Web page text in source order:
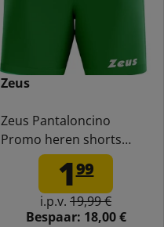
Zeus
Zeus Pantaloncino
Promo heren shorts
199
i.p.v. 19,99 €
Bespaar: 18,00 €